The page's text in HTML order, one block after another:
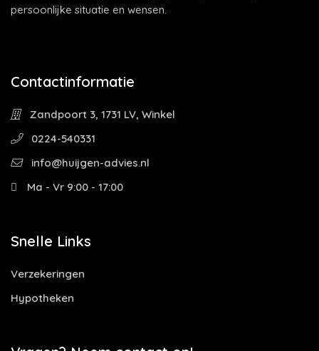
persoonlijke situatie en wensen.
Contactinformatie
Zandpoort 3, 1731 LV, Winkel
0224-540331
info@huijgen-advies.nl
Ma - Vr 9:00 - 17:00
Snelle Links
Verzekeringen
Hypotheken